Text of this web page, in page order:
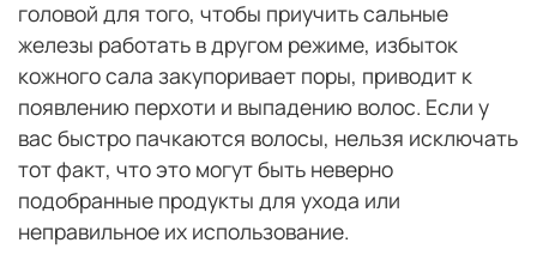
головой для того, чтобы приучить сальные
железы работать в другом режиме, избыток
кожного сала закупоривает поры, приводит к
появлению перхоти и выпадению волос. Если у
вас быстро пачкаются волосы, нельзя исключать
тот факт, что это могут быть неверно
подобранные продукты для ухода или
неправильное их использование.